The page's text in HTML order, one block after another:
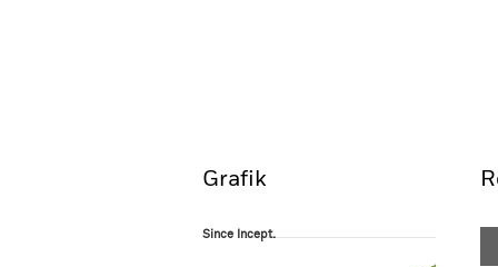
Grafik
Since Incept.
Since Incept.